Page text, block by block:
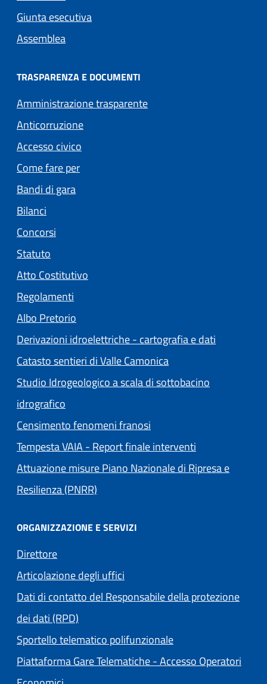
Giunta esecutiva
Assemblea
TRASPARENZA E DOCUMENTI
Amministrazione trasparente
Anticorruzione
Accesso civico
Come fare per
Bandi di gara
Bilanci
Concorsi
Statuto
Atto Costitutivo
Regolamenti
Albo Pretorio
Derivazioni idroelettriche - cartografia e dati
Catasto sentieri di Valle Camonica
Studio Idrogeologico a scala di sottobacino
idrografico
Censimento fenomeni franosi
Tempesta VAIA - Report finale interventi
Attuazione misure Piano Nazionale di Ripresa e
Resilienza (PNRR)
ORGANIZZAZIONE E SERVIZI
Direttore
Articolazione degli uffici
Dati di contatto del Responsabile della protezione
dei dati (RPD)
Sportello telematico polifunzionale
Piattaforma Gare Telematiche - Accesso Operatori